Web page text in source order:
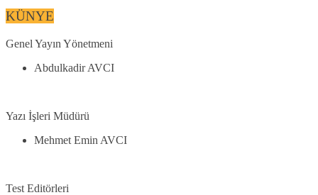
KÜNYE
Genel Yayın Yönetmeni
Abdulkadir AVCI
Yazı İşleri Müdürü
Mehmet Emin AVCI
Test Editörleri